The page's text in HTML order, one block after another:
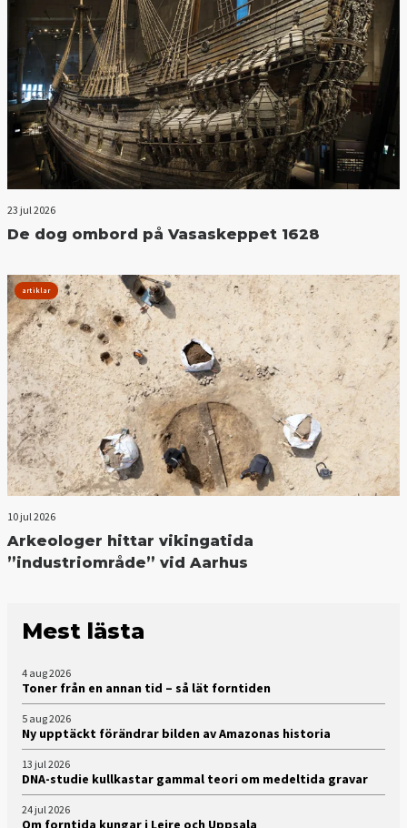
23 jul 2026
De dog ombord på Vasaskeppet 1628
artiklar
10 jul 2026
Arkeologer hittar vikingatida
”industriområde” vid Aarhus
Mest lästa
4 aug 2026
Toner från en annan tid – så lät forntiden
5 aug 2026
Ny upptäckt förändrar bilden av Amazonas historia
13 jul 2026
DNA-studie kullkastar gammal teori om medeltida gravar
24 jul 2026
Om forntida kungar i Lejre och Uppsala